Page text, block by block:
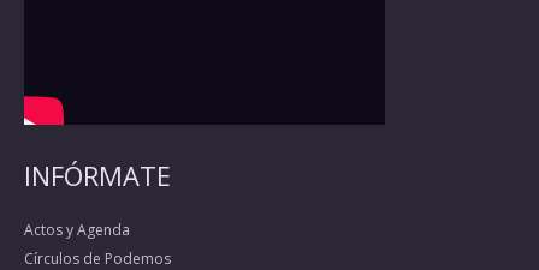
INFÓRMATE
Actos y Agenda
Círculos de Podemos